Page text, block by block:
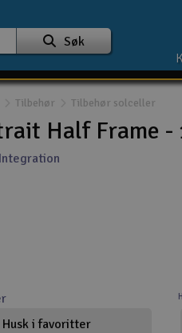
Søk
Tilbehør Tilbehør solceller
Half Frame
Husk i favoritter